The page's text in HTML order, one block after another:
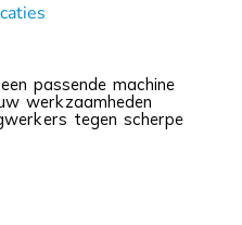
passende machine
werkzaamheden
tegen scherpe